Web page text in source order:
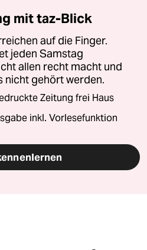
mit taz-Blick
auf die Finger.
jeden Samstag
allen recht macht und
nicht gehört werden.
Zeitung frei Haus
inkl. Vorlesefunktion